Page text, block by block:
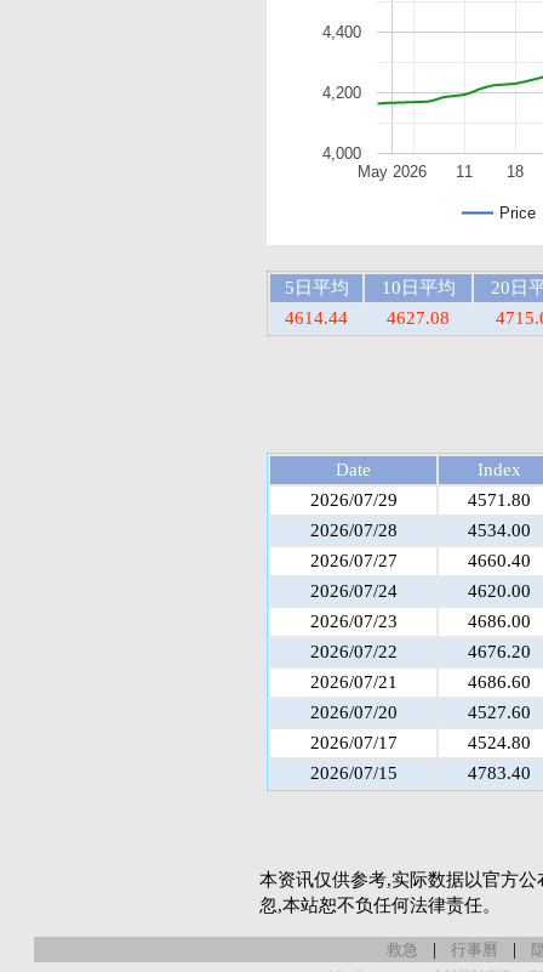
Price
May 2026 11 18
4,000
4,200
4,400
5日平均 10日平均
20日
4614.44
4627.08
Date
Index
2026/07/29
4571.80
2026/07/28
4534.00
2026/07/27
4660.40
2026/07/24
4620.00
2026/07/23
4686.00
2026/07/22
4676.20
2026/07/21
4686.60
2026/07/20
4527.60
2026/07/17
4524.80
2026/07/15
4783.40
本资讯仅供参考,实际数据以官方
忽,本站恕不负任何法律责任。
救急 | 行事曆 |